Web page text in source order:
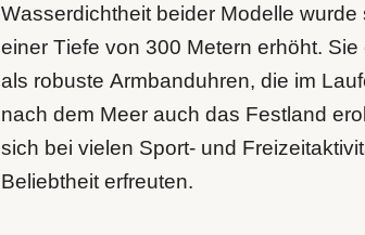
Wasserdichtheit beider Modelle wurde
einer Tiefe von 300 Metern erhöht.
als robuste Armbanduhren, die im
nach dem Meer auch das Festland
sich bei vielen Sport- und
Beliebtheit erfreuten.